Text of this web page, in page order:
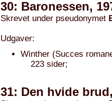
30: Baronessen,
Skrevet under pseudonymet
Udgaver:
Winther (Succes
223 sider;
31: Den hvide